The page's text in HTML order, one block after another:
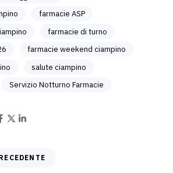
farmacie ASP
farmacie di turno
farmacie weekend ciampino
salute ciampino
Servizio Notturno Farmacie